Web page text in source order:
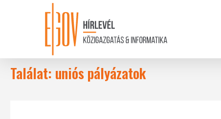
Találat: uniós pályázatok